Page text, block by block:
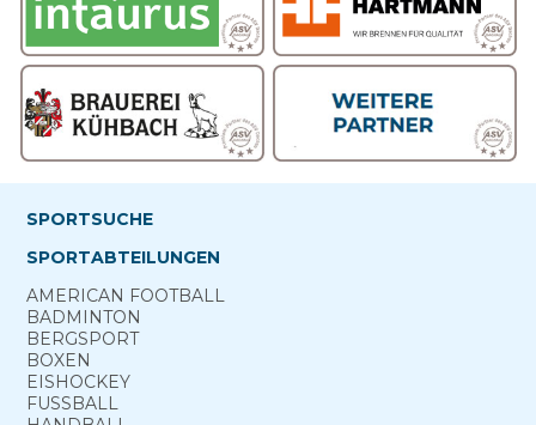
SPORTSUCHE
SPORTABTEILUNGEN
AMERICAN FOOTBALL
BADMINTON
BERG­SPORT
BOXEN
EISHOCKEY
FUSSBALL